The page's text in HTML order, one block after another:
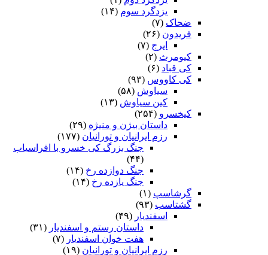
یزدگرد سوم (۱۴)
ضحاک (۷)
فریدون (۲۶)
ایرج (۷)
کیومرث (۲)
کی قباد (۶)
کی کاووس (۹۳)
سیاوش (۵۸)
کین سیاوش (۱۳)
کیخسرو (۲۵۴)
داستان بیژن و منیژه (۲۹)
رزم ایرانیان و تورانیان (۱۷۷)
جنگ بزرگ کی خسرو با افراسیاب
(۴۴)
جنگ دوازده رخ (۱۴)
جنگ یازده رخ (۱۴)
گرشاسپ (۱)
گشتاسب (۹۳)
اسفندیار (۴۹)
داستان رستم و اسفندیار (۳۱)
هفت خوان اسفندیار (۷)
رزم ایرانیان و تورانیان (۱۹)